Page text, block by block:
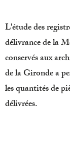
L'étude des
délivrance de la
conservés aux
de la Gironde a
les quantités de
délivrées.